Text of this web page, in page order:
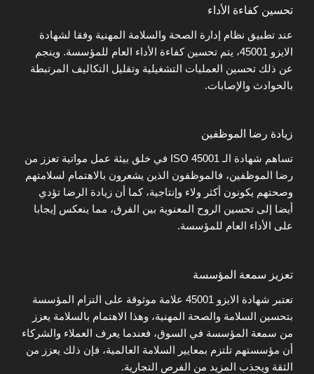
تحسين كفاءة الأداء
عند تطبيق نظام إدارة الصحة والسلامة المهنية وفقا لشهادة
الايزو 45001، يتم تحسين كفاءة الأداء العام للمؤسسة. وينجم
عن ذلك تحسين العمليات التشغيلية وتقليل التكاليف المرتبطة
بالحوادث والإصابات.
زيادة رضا الموظفين
تساهم شهادة الـ ISO 45001 في خلق بيئة عمل مواتية تعزز من
رضا الموظفين، فالموظفون الذين يشعرون بالاهتمام لسلامتهم
وصحتهم يكونون أكثر ولاء وإنتاجية، كما أن زيادة الرضا تؤدي
أيضا إلى تحسين الروح المعنوية بين الفرق، مما ينعكس إيجابا
على الأداء العام للمؤسسة.
تعزيز سمعة المؤسسة
تعتبر شهادة الايزو 45001 علامة موثوقة على التزام المؤسسة
بتحسين السلامة والصحة المهنية، وهذا الاهتمام بالسلامة يعزز
من سمعة المؤسسة في السوق، فعندما يعرف العملاء والشركاء
أن مؤسستهم تلتزم بمعايير السلامة العالمية، فإن ذلك يعزز من
الثقة ويجذب المزيد من الفرص التجارية.